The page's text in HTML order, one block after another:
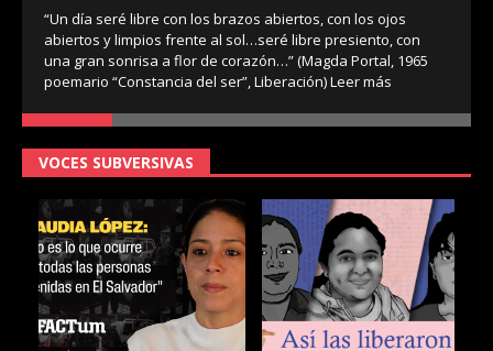
“Un día seré libre con los brazos abiertos, con los ojos
abiertos y limpios frente al sol…seré libre presiento, con
una gran sonrisa a flor de corazón…” (Magda Portal, 1965
poemario “Constancia del ser”, Liberación)Leer más
VOCES SUBVERSIVAS